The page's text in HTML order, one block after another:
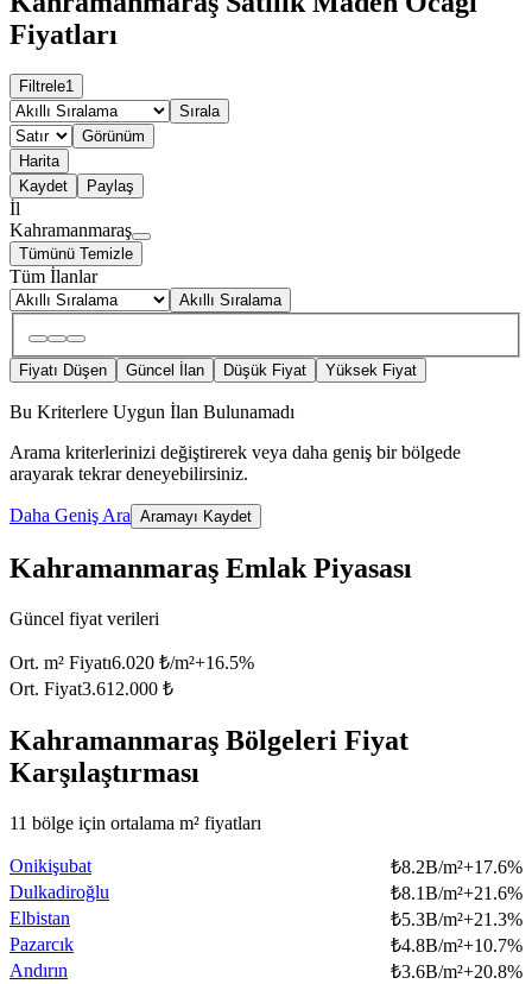
Fiyatları
Filtrele1
Sırala
Görünüm
Harita
Kaydet
Paylaş
İl
Kahramanmaraş
Tümünü Temizle
Tüm İlanlar
Akıllı Sıralama
Fiyatı Düşen Güncel İlan Düşük Fiyat Yüksek Fiyat
Bu Kriterlere Uygun İlan Bulunamadı
Arama kriterlerinizi değiştirerek veya daha geniş bir bölgede
arayarak tekrar deneyebilirsiniz.
Daha Geniş Ara Aramayı Kaydet
Kahramanmaraş Emlak Piyasası
Güncel fiyat verileri
Ort. m² Fiyatı6.020 ₺/m²+16.5%
Ort. Fiyat3.612.000 ₺
Kahramanmaraş Bölgeleri Fiyat
Karşılaştırması
11 bölge için ortalama m² fiyatları
Onikişubat ₺8.2B/m²+17.6%
Dulkadiroğlu
₺8.1B/m²+21.6%
Elbistan
₺5.3B/m²+21.3%
Pazarcık
₺4.8B/m²+10.7%
Andırın
₺3.6B/m²+20.8%